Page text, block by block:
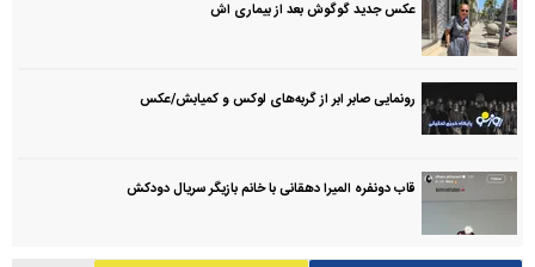
عکس جدید گوگوش بعد از بیماری اش
رونمایی صابر ابر از گربه‌های لوکس و کمیابش/عکس
قاب دونفره المیرا دهقانی با خانم بازیگر سریال دودکش